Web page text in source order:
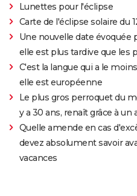
Lunettes pour l'éclipse
Carte de l'éclipse solaire du
Une nouvelle date évoquée
elle est plus tardive que les
C'est la langue qui a le
elle est européenne
Le plus gros perroquet du
y a 30 ans, renaît grâce à un
Quelle amende en cas
devez absolument savoir
vacances